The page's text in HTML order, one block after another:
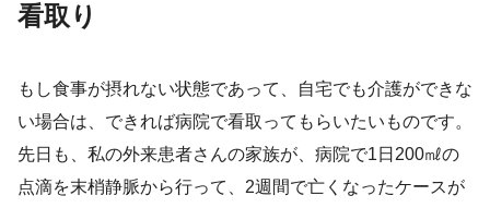
看取り
もし食事が摂れない状態であって、自宅でも介護ができな
い場合は、できれば病院で看取ってもらいたいものです。
先日も、私の外来患者さんの家族が、病院で1日200㎖の
点滴を末梢静脈から行って、2週間で亡くなったケースが